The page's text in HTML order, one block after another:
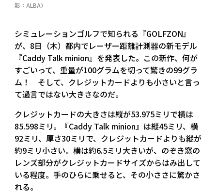
影：ALBA）
シミュレーションゴルフで知られる『GOLFZON』
が、8日（木）都内でレーザー距離計測器の新モデル
『Caddy Talk minion』を発表した。この新作、何が
すごいって、重量が100グラムを切って驚きの99グラ
ム！ そして、クレジットカードよりも小さいと言っ
て過言ではない大きさなのだ。
クレジットカードの大きさは縦が53.975ミリで横は
85.598ミリ。『Caddy Talk minion』は縦45ミリ、横
92ミリ、厚さ30ミリで、クレジットカードよりも縦が
約9ミリ小さい。横は約6.5ミリ大きいが、のぞき窓の
レンズ部分がクレジットカードサイズからはみ出して
いる程度。手のひらに乗せると、その小ささに驚かさ
れる。